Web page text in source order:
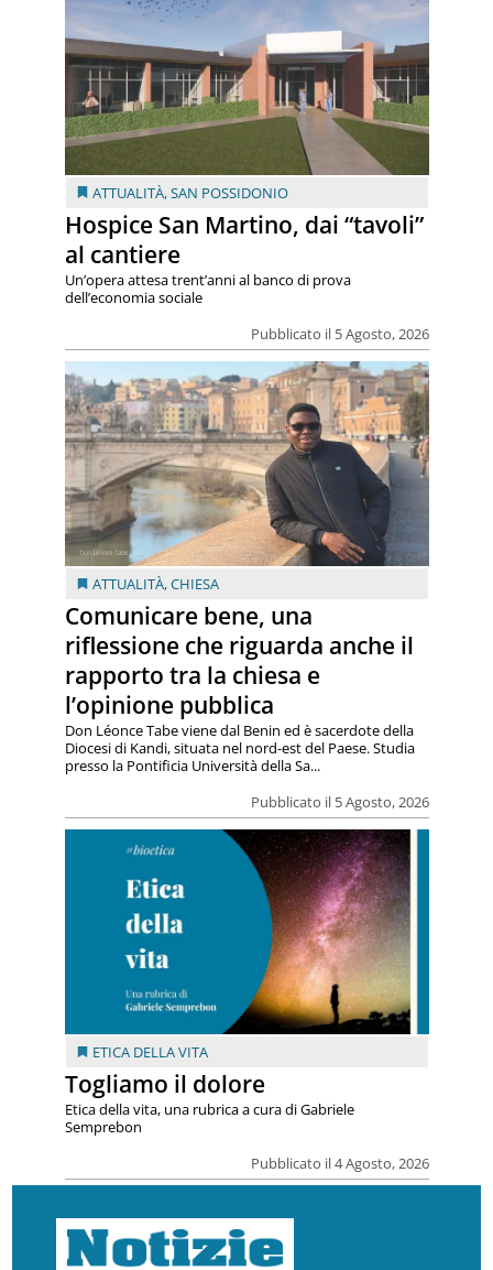
ATTUALITÀ,SAN POSSIDONIO
Hospice San Martino, dai “tavoli”
al cantiere
Pubblicato il 5 Agosto, 2026
Un’opera attesa trent’anni al banco di prova
dell’economia sociale
ATTUALITÀ,CHIESA
Comunicare bene, una
riflessione che riguarda anche il
rapporto tra la chiesa e
l’opinione pubblica
Pubblicato il 5 Agosto, 2026
Don Léonce Tabe viene dal Benin ed è sacerdote della
Diocesi di Kandi, situata nel nord-est del Paese. Studia
presso la Pontificia Università della Sa...
ETICA DELLA VITA
Togliamo il dolore
Pubblicato il 4 Agosto, 2026
Etica della vita, una rubrica a cura di Gabriele
Semprebon